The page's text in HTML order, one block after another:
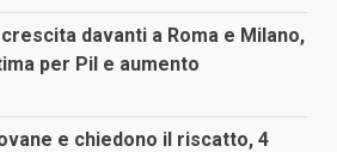
davanti a Roma e Milano,
per Pil e aumento
e chiedono il riscatto, 4